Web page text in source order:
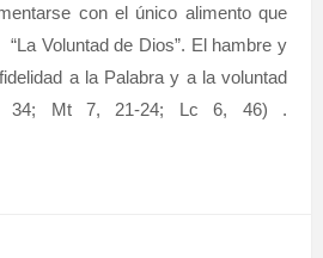
con el único alimento que
“La Voluntad de Dios”. El hambre y
a la Palabra y a la voluntad
34; Mt 7, 21-24; Lc 6, 46) .